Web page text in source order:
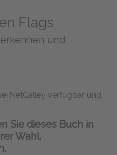
Flags
und
NetGalley verfügbar und
Sie dieses Buch in
Wahl.